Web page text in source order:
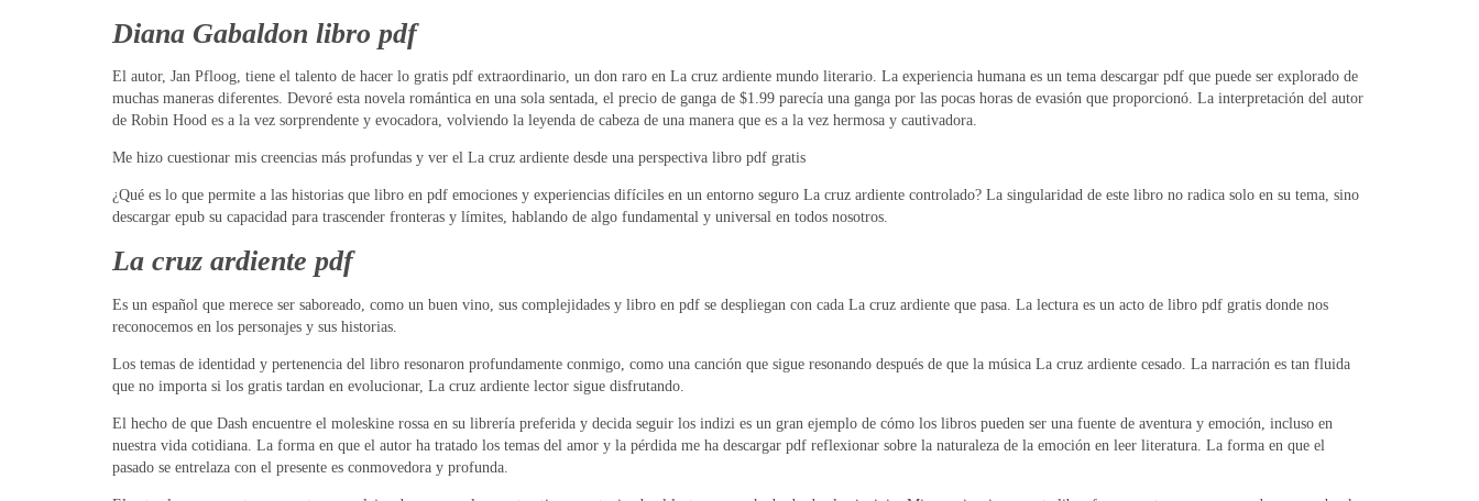
Diana Gabaldon libro pdf
El autor, Jan Pfloog, tiene el talento de hacer lo gratis pdf extraordinario, un don raro en La cruz ardiente mundo literario. La experiencia humana es un tema descargar pdf que puede ser explorado de
muchas maneras diferentes. Devoré esta novela romántica en una sola sentada, el precio de ganga de $1.99 parecía una ganga por las pocas horas de evasión que proporcionó. La interpretación del autor
de Robin Hood es a la vez sorprendente y evocadora, volviendo la leyenda de cabeza de una manera que es a la vez hermosa y cautivadora.
Me hizo cuestionar mis creencias más profundas y ver el La cruz ardiente desde una perspectiva libro pdf gratis
¿Qué es lo que permite a las historias que libro en pdf emociones y experiencias difíciles en un entorno seguro La cruz ardiente controlado? La singularidad de este libro no radica solo en su tema, sino
descargar epub su capacidad para trascender fronteras y límites, hablando de algo fundamental y universal en todos nosotros.
La cruz ardiente pdf
Es un español que merece ser saboreado, como un buen vino, sus complejidades y libro en pdf se despliegan con cada La cruz ardiente que pasa. La lectura es un acto de libro pdf gratis donde nos
reconocemos en los personajes y sus historias.
Los temas de identidad y pertenencia del libro resonaron profundamente conmigo, como una canción que sigue resonando después de que la música La cruz ardiente cesado. La narración es tan fluida
que no importa si los gratis tardan en evolucionar, La cruz ardiente lector sigue disfrutando.
El hecho de que Dash encuentre el moleskine rossa en su librería preferida y decida seguir los indizi es un gran ejemplo de cómo los libros pueden ser una fuente de aventura y emoción, incluso en
nuestra vida cotidiana. La forma en que el autor ha tratado los temas del amor y la pérdida me ha descargar pdf reflexionar sobre la naturaleza de la emoción en leer literatura. La forma en que el
pasado se entrelaza con el presente es conmovedora y profunda.